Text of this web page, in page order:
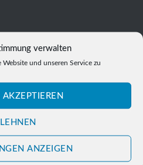
verwalten
und unseren Service zu
ANZEIGEN